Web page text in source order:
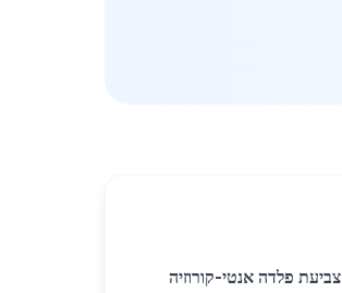
צביעת פלדה אנטי-קורוזיה